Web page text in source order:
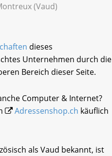
(Vaud)
dieses
Unternehmen durch die
Bereich dieser Seite.
Computer & Internet?
Adressenshop.ch käuflich
als Vaud bekannt, ist